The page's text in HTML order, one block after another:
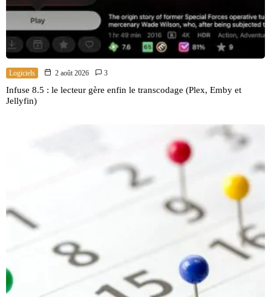
Logiciels 2 août 2026 3
Infuse 8.5 : le lecteur gère enfin le transcodage (Plex, Emby et
Jellyfin)